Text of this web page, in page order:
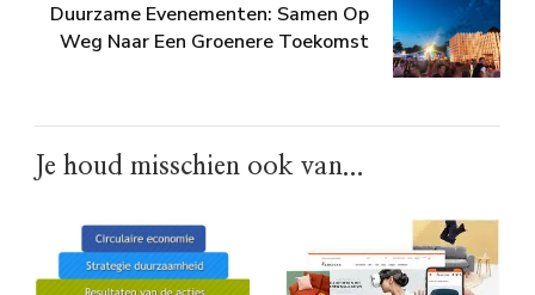
Duurzame Evenementen: Samen Op
Weg Naar Een Groenere Toekomst
Je houd misschien ook van...